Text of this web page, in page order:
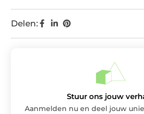
Delen:
Stuur ons jouw
Aanmelden nu en deel jouw